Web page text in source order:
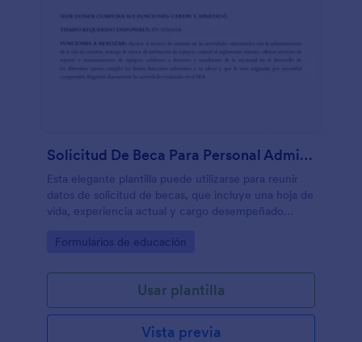
Solicitud De Beca Para Personal Administrativo Universitario
Esta elegante plantilla puede utilizarse para reunir
datos de solicitud de becas, que incluye una hoja de
vida, experiencia actual y cargo desempeñado
Go to Category:
Formularios de educación
Usar plantilla
Vista previa